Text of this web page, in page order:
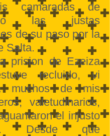
camaradas de
las justas
de su paso por la
Salta.
prision de Ezeiza
recluido, vi
muchos de mis
valetudinarios,
el injusto
Desde que